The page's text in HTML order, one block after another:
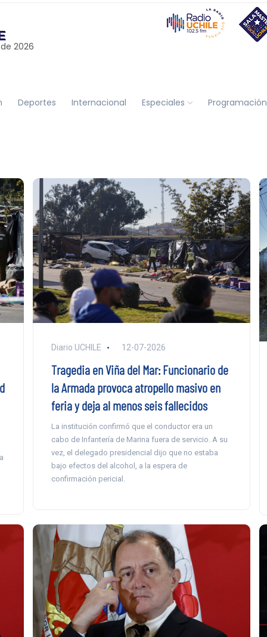
de 2026
Deportes Internacional Especiales Programación
Diario UCHILE 12-07-2026
Tragedia en Viña del Mar: Funcionario de
la Armada provoca atropello masivo en
feria y deja al menos seis fallecidos
La institución confirmó que el conductor era un
cabo de Infantería de Marina fuera de servicio. A su
vez, el delegado presidencial dijo que no estaba
bajo efectos del alcohol, a la espera de
confirmación pericial.